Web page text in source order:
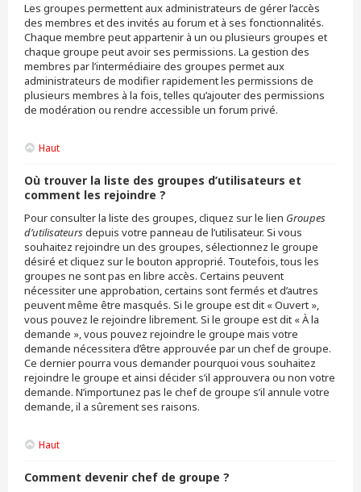
Les groupes permettent aux administrateurs de gérer l’accès
des membres et des invités au forum et à ses fonctionnalités.
Chaque membre peut appartenir à un ou plusieurs groupes et
chaque groupe peut avoir ses permissions. La gestion des
membres par l’intermédiaire des groupes permet aux
administrateurs de modifier rapidement les permissions de
plusieurs membres à la fois, telles qu’ajouter des permissions
de modération ou rendre accessible un forum privé.
Haut
Où trouver la liste des groupes d’utilisateurs et
comment les rejoindre ?
Pour consulter la liste des groupes, cliquez sur le lien Groupes
d’utilisateursdepuis votre panneau de l’utilisateur. Si vous
souhaitez rejoindre un des groupes, sélectionnez le groupe
désiré et cliquez sur le bouton approprié. Toutefois, tous les
groupes ne sont pas en libre accès. Certains peuvent
nécessiter une approbation, certains sont fermés et d’autres
peuvent même être masqués. Si le groupe est dit « Ouvert »,
vous pouvez le rejoindre librement. Si le groupe est dit « À la
demande », vous pouvez rejoindre le groupe mais votre
demande nécessitera d’être approuvée par un chef de groupe.
Ce dernier pourra vous demander pourquoi vous souhaitez
rejoindre le groupe et ainsi décider s’il approuvera ou non votre
demande. N’importunez pas le chef de groupe s’il annule votre
demande, il a sûrement ses raisons.
Haut
Comment devenir chef de groupe ?